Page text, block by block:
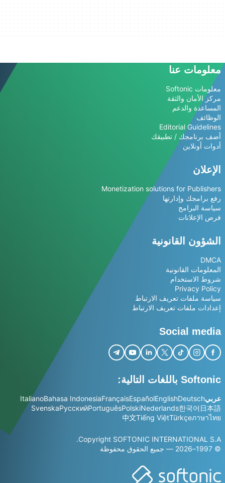
معلومات عنا
معلومات Softonic
مركز الأمان والثقة
المساعدة والدعم
الوظائف
Editorial Guidelines
أضف برنامجك / تطبيقك
أدوات أونلاين
الإعلان
Monetization solutions for Publishers
رفع برامجك وإدارتها
سياسة البرامج
فرص الإعلانات
الشؤون القانونية
DMCA
المعلومات القانونية
شروط الاستخدام
Privacy Policy
سياسة ملفات تعريف الارتباط
إعدادات ملفات تعريف الارتباط
Social media
Softonic باللغات التالية:
عربيDeutsch
English
Español
Français
Bahasa Indonesia
Italiano
日本語
한국어
Nederlands
Polski
Português
Русский
Svenska
ภาษาไทย
Türkçe
Tiếng Việt
中文
Copyright SOFTONIC INTERNATIONAL S.A.
© 1997–2026 — جميع الحقوق محفوظة